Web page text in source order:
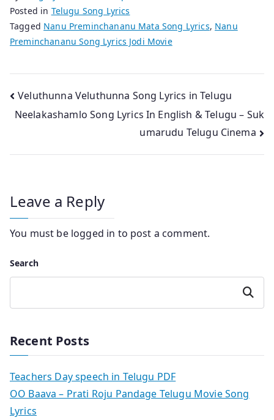
Posted in Telugu Song Lyrics
Tagged Nanu Preminchananu Mata Song Lyrics, Nanu
Preminchananu Song Lyrics Jodi Movie
Post
navigation
Veluthunna Veluthunna Song Lyrics in Telugu
Neelakashamlo Song Lyrics In English & Telugu – Suk
umarudu Telugu Cinema
Leave a Reply
You must be logged in to post a comment.
Search
Search
Recent Posts
Teachers Day speech in Telugu PDF
OO Baava – Prati Roju Pandage Telugu Movie Song
Lyrics